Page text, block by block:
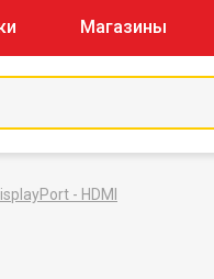
Магазины
- HDMI